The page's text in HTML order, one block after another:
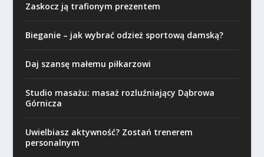
Zaskocz ją trafionym prezentem
Bieganie – jak wybrać odzież sportową damską?
Daj szansę małemu piłkarzowi
Studio masażu: masaż rozluźniający Dąbrowa
Górnicza
Uwielbiasz aktywność? Zostań trenerem
personalnym